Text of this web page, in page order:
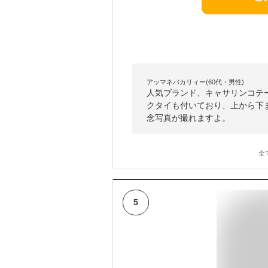
アッマネバカリィー(60代・男性)
人気ブランド、キャサリンコ
クタイも付いており、上から
念写真が撮れますよ。
全
5